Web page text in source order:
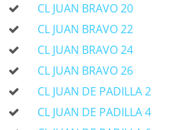
CL JUAN BRAVO 20
CL JUAN BRAVO 22
CL JUAN BRAVO 24
CL JUAN BRAVO 26
CL JUAN DE PADILLA 2
CL JUAN DE PADILLA 4